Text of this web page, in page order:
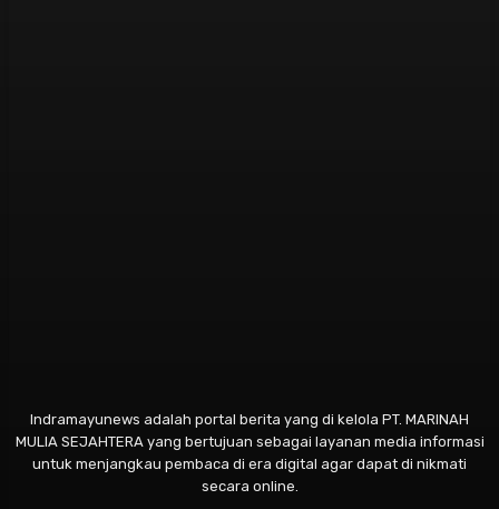
Indramayunews adalah portal berita yang di kelola PT. MARINAH
MULIA SEJAHTERA yang bertujuan sebagai layanan media informasi
untuk menjangkau pembaca di era digital agar dapat di nikmati
secara online.